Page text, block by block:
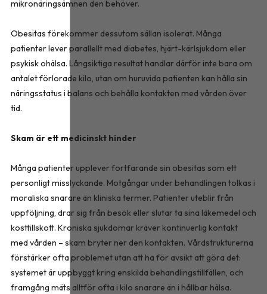
mikronäringsämnen den behöver.
Obesitas förekommer dessutom sällan isolerat. Många
patienter lever parallellt med diabetes, hjärt-kärlsjukdom eller
psykisk ohälsa. Långsiktiga resultat handlar därför inte bara om
antalet förlorade kilo, utan om huruvida patienten kan hålla sin
näringsstatus i balans och behålla kontakten med vården över
tid.
Skam är ett medicinskt hinder
Många patienter upplever fortfarande sin obesitas som ett
personligt misslyckande. Motgångar under behandlingen tolkas i
moraliska snarare än kliniska termer. Patienter uteblir från
uppföljning, drar sig från besök eller slutar ta sina läkemedel och
kosttillskott. Kroniska sjukdomar kräver kontinuerlig kontakt
med vården – skam bryter ner den kontakten. Vårdstrukturerna
förstärker ofta problemet utan att ha för avsikt att göra det:
systemet är uppbyggt kring enskilda behandlingstillfällen, och
framgång mäts alltför ofta i kilo snarare än i hållbar hälsa.